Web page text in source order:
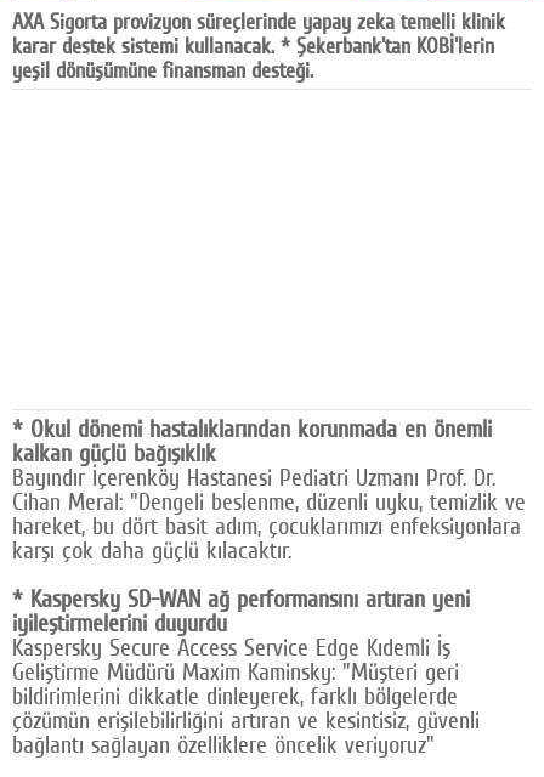
Dünya
Pr
Yazarlar
Künye
SOSYAL MEDYA
Facebook
Twitter
Google Plus
© 2026 TÜM HAKLARI SAKLIDIR
AXA Sigorta provizyon süreçlerinde yapay zeka temelli klinik
karar destek sistemi kullanacak. * Şekerbank'tan KOBİ'lerin
yeşil dönüşümüne finansman desteği.
* Okul dönemi hastalıklarından korunmada en önemli
kalkan güçlü bağışıklık
Bayındır İçerenköy Hastanesi Pediatri Uzmanı Prof. Dr.
Cihan Meral: "Dengeli beslenme, düzenli uyku, temizlik ve
hareket, bu dört basit adım, çocuklarımızı enfeksiyonlara
karşı çok daha güçlü kılacaktır.
* Kaspersky SD-WAN ağ performansını artıran yeni
iyileştirmelerini duyurdu
Kaspersky Secure Access Service Edge Kıdemli İş
Geliştirme Müdürü Maxim Kaminsky: "Müşteri geri
bildirimlerini dikkatle dinleyerek, farklı bölgelerde
çözümün erişilebilirliğini artıran ve kesintisiz, güvenli
bağlantı sağlayan özelliklere öncelik veriyoruz"